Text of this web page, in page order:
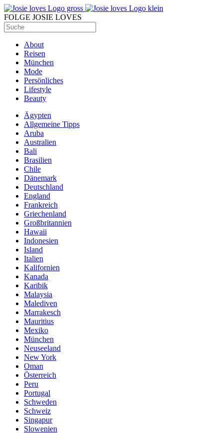
FOLGE JOSIE LOVES
About
Reisen
München
Mode
Persönliches
Lifestyle
Beauty
Ägypten
Allgemeine Tipps
Aruba
Australien
Bali
Brasilien
Chile
Dänemark
Deutschland
England
Frankreich
Griechenland
Großbritannien
Hawaii
Indonesien
Island
Italien
Kalifornien
Kanada
Karibik
Malaysia
Malediven
Marrakesch
Mauritius
Mexiko
München
Neuseeland
New York
Oman
Österreich
Peru
Portugal
Schweden
Schweiz
Singapur
Slowenien